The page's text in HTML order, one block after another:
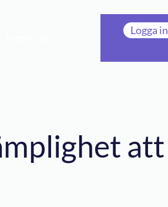
Logga in
att